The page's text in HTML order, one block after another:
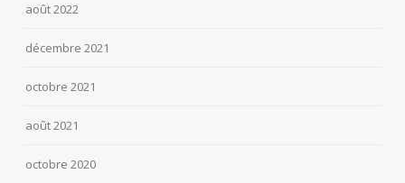
août 2022
décembre 2021
octobre 2021
août 2021
octobre 2020